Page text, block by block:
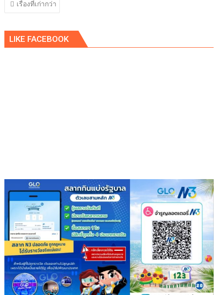
เรื่อง
เรื่องที่เก่ากว่า
LIKE FACEBOOK